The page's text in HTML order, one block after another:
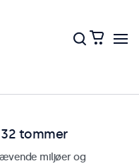
tommer
miljøer og